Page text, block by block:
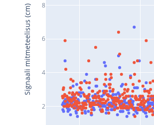
2
4
6
8
Signaali mitmeteelisus (cm)